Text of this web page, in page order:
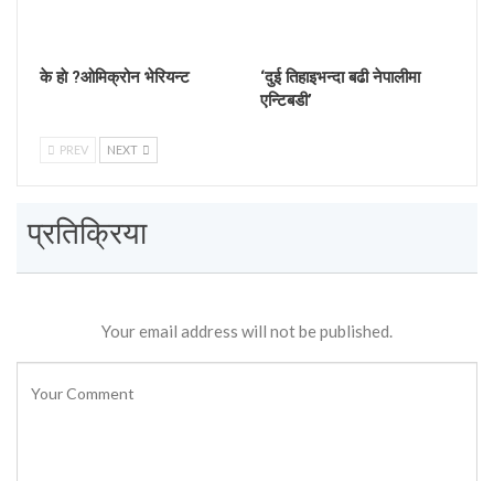
के हाे ?ओमिक्रोन भेरियन्ट
‘दुई तिहाइभन्दा बढी नेपालीमा
एन्टिबडी’
PREV NEXT
प्रतिक्रिया
Your email address will not be published.